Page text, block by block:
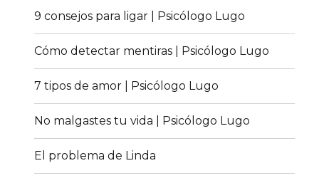
9 consejos para ligar | Psicólogo Lugo
Cómo detectar mentiras | Psicólogo Lugo
7 tipos de amor | Psicólogo Lugo
No malgastes tu vida | Psicólogo Lugo
El problema de Linda